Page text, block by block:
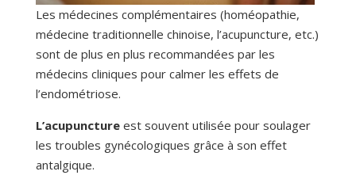
Les médecines complémentaires (homéopathie,
médecine traditionnelle chinoise, l’acupuncture, etc.)
sont de plus en plus recommandées par les
médecins cliniques pour calmer les effets de
l’endométriose.
L’acupunctureest souvent utilisée pour soulager
les troubles gynécologiques grâce à son effet
antalgique.